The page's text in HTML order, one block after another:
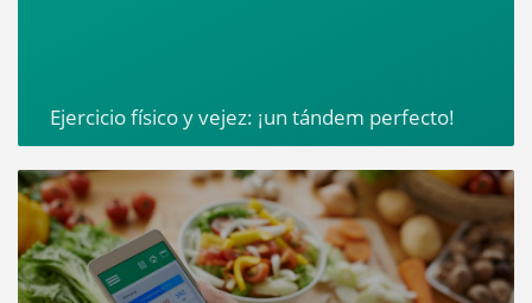
Ejercicio físico y vejez: ¡un tándem perfecto!